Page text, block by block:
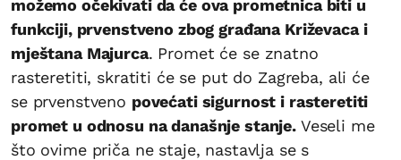
možemo očekivati da će ova prometnica biti u
funkciji, prvenstveno zbog građana Križevaca i
mještana Majurca. Promet će se znatno
rasteretiti, skratiti će se put do Zagreba, ali će
se prvenstveno povećati sigurnost i rasteretiti
promet u odnosu na današnje stanje.Veseli me
što ovime priča ne staje, nastavlja se s